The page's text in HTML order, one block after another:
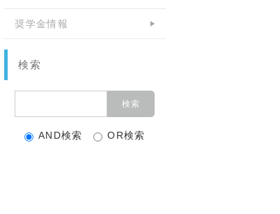
奨学金情報
検索
AND検索 OR検索